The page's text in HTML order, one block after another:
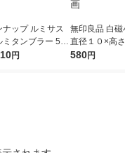
ナップ ルミサス
ミタンブラー 540
（5個入）
円
無印良品 白磁
直径１０×高
1セット（1枚
580円